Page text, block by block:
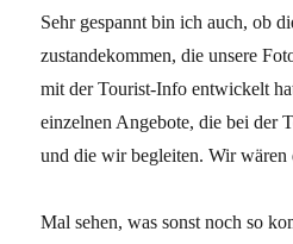
Sehr gespannt bin ich auch, ob
zustandekommen, die unsere
mit der Tourist-Info entwickelt
einzelnen Angebote, die bei der
und die wir begleiten. Wir wären
Mal sehen, was sonst noch so